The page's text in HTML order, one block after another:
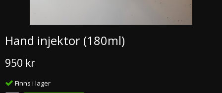
Hand injektor (180ml)
950 kr
Finns i lager